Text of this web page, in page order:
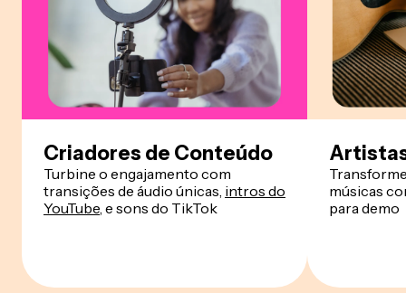
Criadores de Conteúdo
Turbine o engajamento com
transições de áudio únicas, intros do
YouTube , e sons do TikTok
músicas
para demo